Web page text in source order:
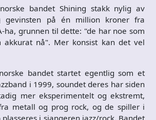
bandet Shining stakk nylig av
gevinsten på én million kroner fra
ha, grunnen til dette: "de har noe som
nå". Mer konsist kan det vel
bandet startet egentlig som et
i 1999, soundet deres har siden
mer eksperimentelt og ekstremt,
metall og prog rock, og de spiller i
i sjangeren jazz/rock. Bandet